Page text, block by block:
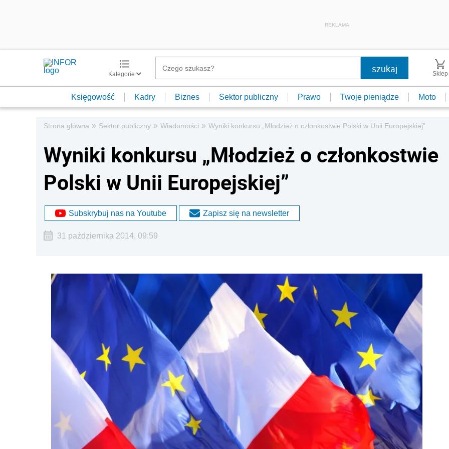
REKLAMA
Kategorie Sklep
Księgowość Kadry Biznes Sektor publiczny Prawo Twoje pieniądze Moto
Strona główna » Sektor publiczny » Wiadomości » Wyniki konkursu „Młodzież o członkostwie Polski w Unii Europejskiej”
Wyniki konkursu „Młodzież o członkostwie
Polski w Unii Europejskiej”
Subskrybuj nas na Youtube Zapisz się na newsletter
31 października 2014, 09:59